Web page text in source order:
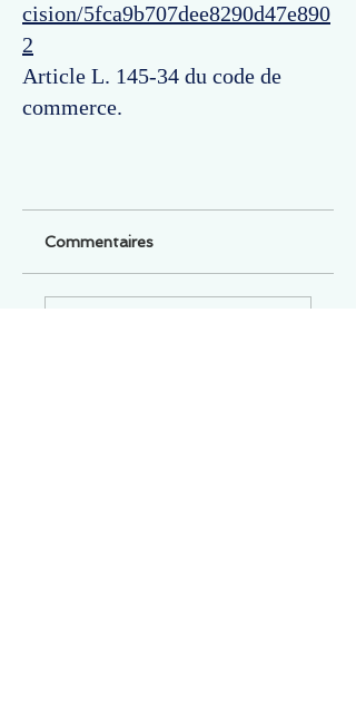
cision/5fca9b707dee8290d47e890
2
Article L. 145-34 du code de
commerce.
Commentaires